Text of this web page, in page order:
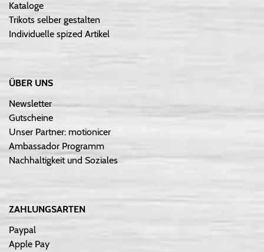
Kataloge
Trikots selber gestalten
Individuelle spized Artikel
ÜBER UNS
Newsletter
Gutscheine
Unser Partner: motionicer
Ambassador Programm
Nachhaltigkeit und Soziales
ZAHLUNGSARTEN
Paypal
Apple Pay